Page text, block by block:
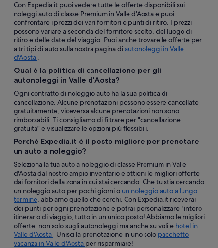
Con Expedia.it puoi vedere tutte le offerte disponibili sui
noleggi auto di classe Premium in Valle d'Aosta e puoi
confrontare i prezzi dei vari fornitori e punti di ritiro. I prezzi
possono variare a seconda del fornitore scelto, del luogo di
ritiro e delle date del viaggio. Puoi anche trovare le offerte per
altri tipi di auto sulla nostra pagina di autonoleggi in Valle
d'Aosta .
Qual è la politica di cancellazione per gli
autonoleggi in Valle d'Aosta?
Ogni contratto di noleggio auto ha la sua politica di
cancellazione. Alcune prenotazioni possono essere cancellate
gratuitamente, viceversa alcune prenotazioni non sono
rimborsabili. Ti consigliamo di filtrare per "cancellazione
gratuita" e visualizzare le opzioni più flessibili.
Perché Expedia.it è il posto migliore per prenotare
un auto a noleggio?
Seleziona la tua auto a noleggio di classe Premium in Valle
d'Aosta dal nostro ampio inventario e ottieni le migliori offerte
dai fornitori della zona in cui stai cercando. Che tu stia cercando
un noleggio auto per pochi giorni o un noleggio auto a lungo
termine, abbiamo quello che cerchi. Con Expedia.it riceverai
dei punti per ogni prenotazione e potrai personalizzare l'intero
itinerario di viaggio, tutto in un unico posto! Abbiamo le migliori
offerte, non solo sugli autonoleggi ma anche su voli e hotel in
Valle d'Aosta . Unisci la prenotazione in uno solo pacchetto
vacanza in Valle d'Aosta per risparmiare!